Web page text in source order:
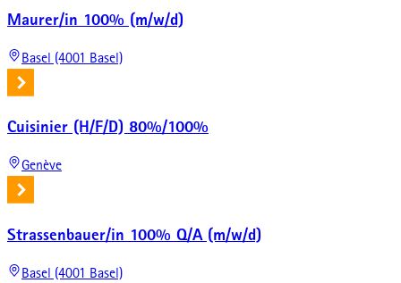
Maurer/in 100% (m/w/d)
Basel (4001 Basel)
Cuisinier (H/F/D) 80%/100%
Genève
Strassenbauer/in 100% Q/A (m/w/d)
Basel (4001 Basel)